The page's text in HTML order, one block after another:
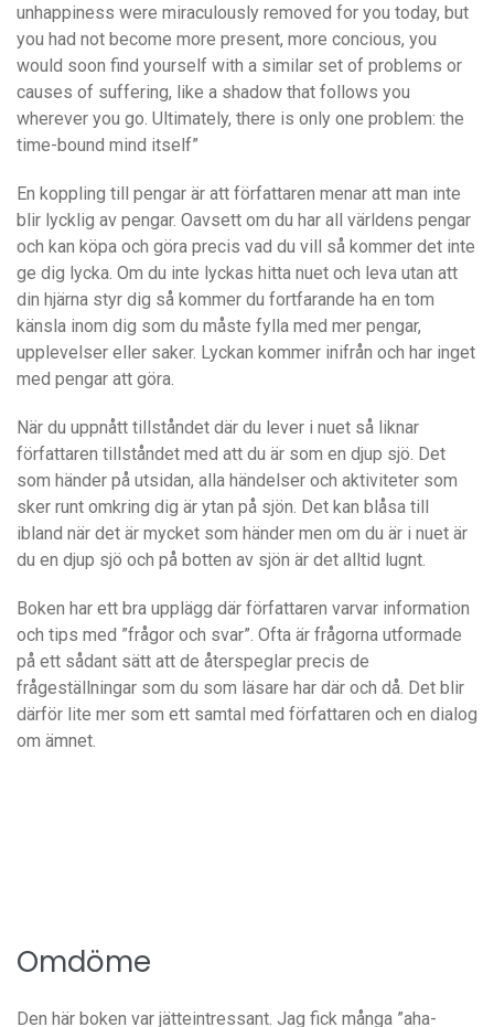
unhappiness were miraculously removed for you today, but
you had not become more present, more concious, you
would soon find yourself with a similar set of problems or
causes of suffering, like a shadow that follows you
wherever you go. Ultimately, there is only one problem: the
time-bound mind itself”
En koppling till pengar är att författaren menar att man inte
blir lycklig av pengar. Oavsett om du har all världens pengar
och kan köpa och göra precis vad du vill så kommer det inte
ge dig lycka. Om du inte lyckas hitta nuet och leva utan att
din hjärna styr dig så kommer du fortfarande ha en tom
känsla inom dig som du måste fylla med mer pengar,
upplevelser eller saker. Lyckan kommer inifrån och har inget
med pengar att göra.
När du uppnått tillståndet där du lever i nuet så liknar
författaren tillståndet med att du är som en djup sjö. Det
som händer på utsidan, alla händelser och aktiviteter som
sker runt omkring dig är ytan på sjön. Det kan blåsa till
ibland när det är mycket som händer men om du är i nuet är
du en djup sjö och på botten av sjön är det alltid lugnt.
Boken har ett bra upplägg där författaren varvar information
och tips med ”frågor och svar”. Ofta är frågorna utformade
på ett sådant sätt att de återspeglar precis de
frågeställningar som du som läsare har där och då. Det blir
därför lite mer som ett samtal med författaren och en dialog
om ämnet.
Omdöme
Den här boken var jätteintressant. Jag fick många ”aha-